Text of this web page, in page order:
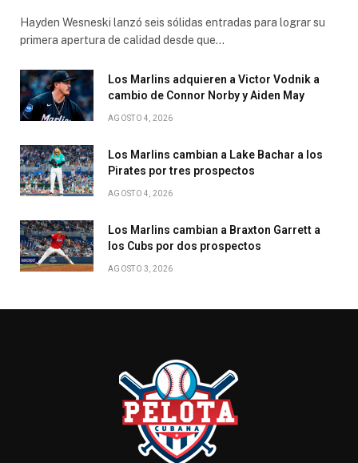
Hayden Wesneski lanzó seis sólidas entradas para lograr su
primera apertura de calidad desde que…
Los Marlins adquieren a Victor Vodnik a
cambio de Connor Norby y Aiden May
AGOSTO 4, 2026
Los Marlins cambian a Lake Bachar a los
Pirates por tres prospectos
AGOSTO 4, 2026
Los Marlins cambian a Braxton Garrett a
los Cubs por dos prospectos
AGOSTO 3, 2026